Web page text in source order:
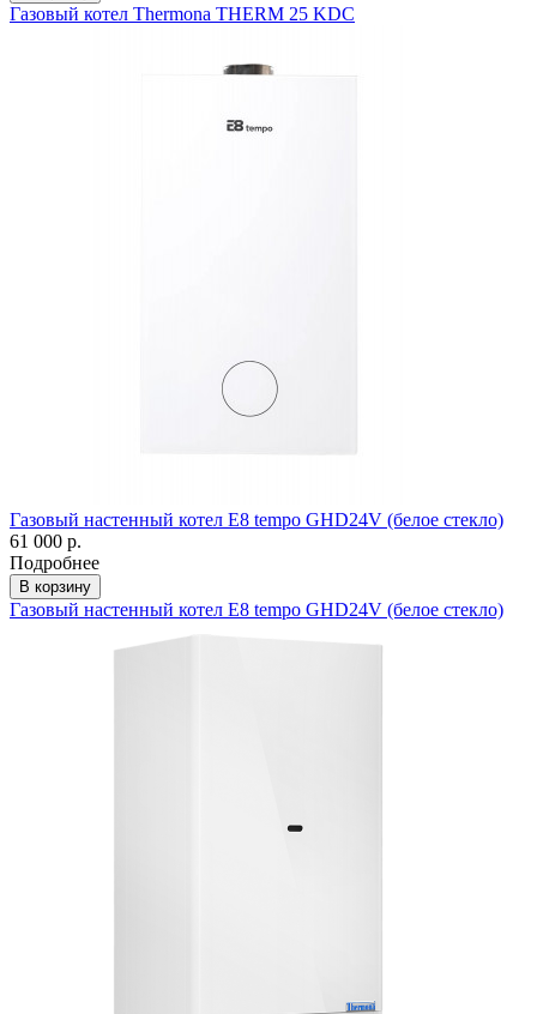
Газовый котел Thermona THERM 25 KDC
Газовый настенный котел E8 tempo GHD24V (белое стекло)
61 000 р.
Подробнее
В корзину
Газовый настенный котел E8 tempo GHD24V (белое стекло)